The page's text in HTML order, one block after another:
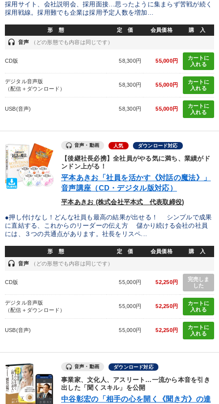
採用サイト、会社説明会、採用面接…思ったように集まらず苦戦が続く
採用戦線。採用難でも企業は採用予定人数を増加...
形 態 定 価 会員価格 購 入
headset 音声 （どの形態でも内容は同じです）
CD版 58,300円 55,000円
カートに
入れる
デジタル音声版
（配信＋ダウンロード）
58,300円 55,000円
カートに
入れる
USB(音声) 58,300円 55,000円
カートに
入れる
音声・動画 人気 ダウンロード対応
【後継社長必携】全社員がやる気に満ち、業績がド
ンドン上がる！
平本あきお「社員を活かす《対話の魔法》」
音声講座（CD・デジタル版対応）
平本あきお (株式会社平本式 代表取締役)
●押し付けなし！どんな社員も最高の結果が出せる！ シンプルで成果
に直結する、これからのリーダーの伝え方 儲かり続ける会社の社員
には、３つの共通点があります。社長をリスペ...
形 態 定 価 会員価格 購 入
headset 音声 （どの形態でも内容は同じです）
CD版 55,000円 52,250円
完売しま
した
デジタル音声版
（配信＋ダウンロード）
55,000円 52,250円
カートに
入れる
USB(音声) 55,000円 52,250円
カートに
入れる
音声・動画 ダウンロード対応
事業家、文化人、アスリート…一流から本音を引き
出した「聞くスキル」を公開
中谷彰宏の「相手の心を開く《聞き方》の達